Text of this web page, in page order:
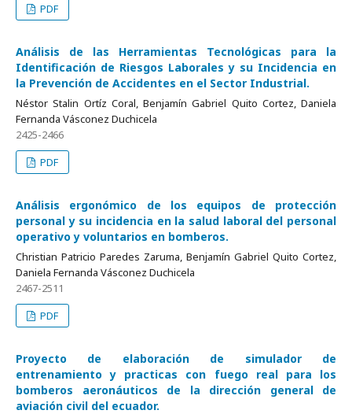
PDF
Análisis de las Herramientas Tecnológicas para la
Identificación de Riesgos Laborales y su Incidencia en
la Prevención de Accidentes en el Sector Industrial.
Néstor Stalin Ortíz Coral, Benjamín Gabriel Quito Cortez, Daniela
Fernanda Vásconez Duchicela
2425-2466
PDF
Análisis ergonómico de los equipos de protección
personal y su incidencia en la salud laboral del personal
operativo y voluntarios en bomberos.
Christian Patricio Paredes Zaruma, Benjamín Gabriel Quito Cortez,
Daniela Fernanda Vásconez Duchicela
2467-2511
PDF
Proyecto de elaboración de simulador de
entrenamiento y practicas con fuego real para los
bomberos aeronáuticos de la dirección general de
aviación civil del ecuador.